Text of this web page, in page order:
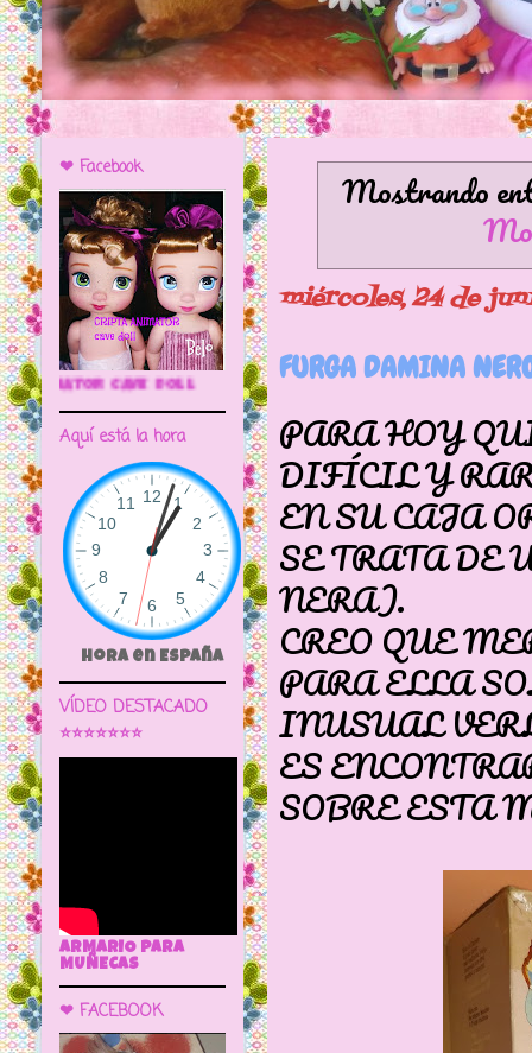
Mostrando
miércoles, 24 de
FURGA DAMINA
PARA HOY
DIFÍCIL Y
EN SU CAJA
SE TRATA
NERA).
CREO QUE
PARA ELLA
INUSUAL
ES
SOBRE ESTA
❤ Facebook
🌼CRIPTA ANIMATOR CAVE DOLL
Aquí está la hora
Hora en España
VÍDEO DESTACADO
⭐⭐⭐⭐⭐⭐⭐
ARMARIO PARA
MUÑECAS
❤ FACEBOOK